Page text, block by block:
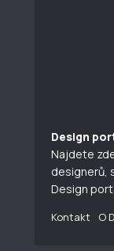
Design
Najdete
designerů,
Design
Kontakt O